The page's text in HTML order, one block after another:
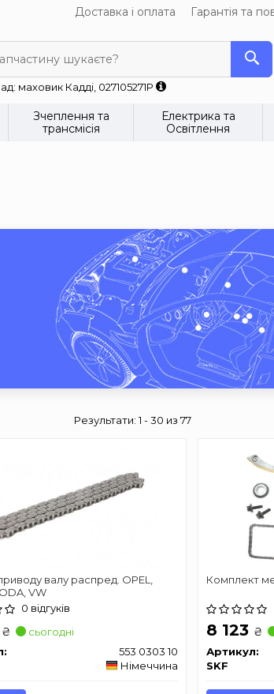
Доставка і оплата Гарантія та
шукаєте?
маховик Кадді, 027105271P
Зчеплення та
трансмісія
Електрика та
Освітлення
Результати:1 - 30 из 77
валу распред. OPEL,
VW
0 відгуків
₴
сьогодні
553 0303 10
Німеччина
Комплект
8 123 ₴
Артикул:
SKF